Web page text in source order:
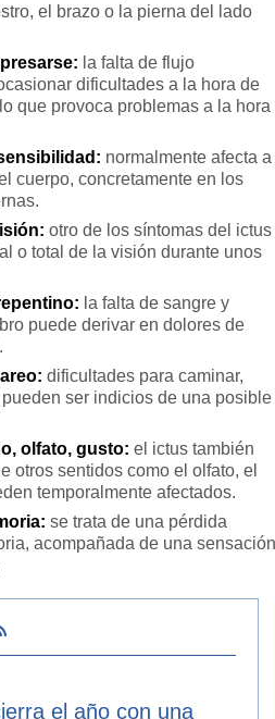
el brazo o la pierna del lado
la falta de flujo
dificultades a la hora de
que provoca problemas a la hora
normalmente afecta a
cuerpo, concretamente en los
otro de los síntomas del ictus
o total de la visión durante unos
la falta de sangre y
puede derivar en dolores de
dificultades para caminar,
ser indicios de una posible
olfato, gusto: el ictus también
otros sentidos como el olfato, el
temporalmente afectados.
se trata de una pérdida
acompañada de una sensación
el año con una